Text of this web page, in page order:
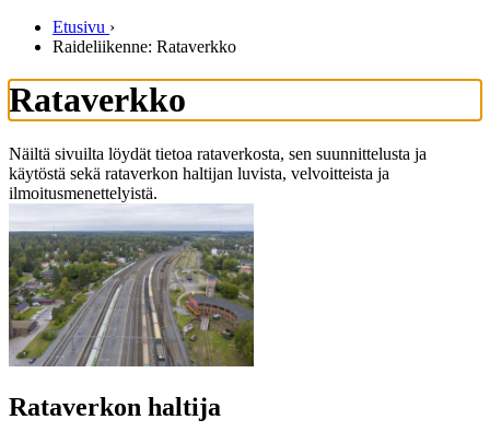
Etusivu ›
Raideliikenne: Rataverkko
Rataverkko
Näiltä sivuilta löydät tietoa rataverkosta, sen suunnittelusta ja
käytöstä sekä rataverkon haltijan luvista, velvoitteista ja
ilmoitusmenettelyistä.
Rataverkon haltija